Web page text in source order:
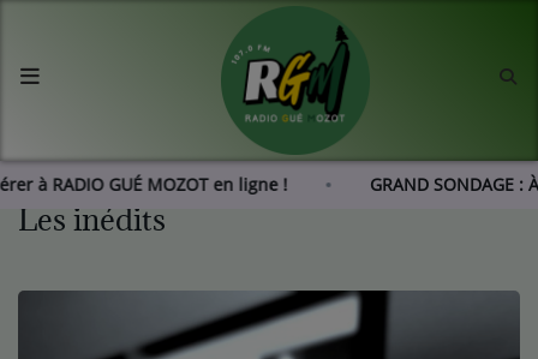
à RADIO GUÉ MOZOT en ligne ! GRAND
Agenda
Les actus de RGM
L'histoire de RGM
Les inédits